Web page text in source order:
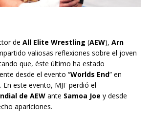
de All Elite Wrestling (AEW), Arn
valiosas reflexiones sobre el joven
que, éste último ha estado
desde el evento “Worlds End” en
En este evento, MJF perdió el
de AEW ante Samoa Joe y desde
apariciones.